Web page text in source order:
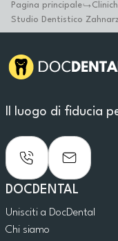
Pagina principale
Studio Dentistico
Il luogo di fiducia
DOCDENTAL
Unisciti a DocDental
Chi siamo